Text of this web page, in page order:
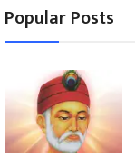
Popular Posts